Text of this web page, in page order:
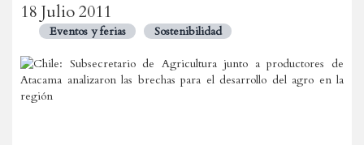
18 Julio 2011
Eventos y ferias Sostenibilidad